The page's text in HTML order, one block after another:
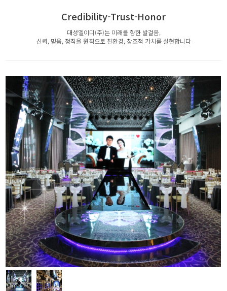
Credibility-Trust-Honor
대성엘이디(주)는 미래를 향한 발걸음,
신뢰, 믿음, 정직을 원칙으로 친환경, 창조적 가치를 실현합니다